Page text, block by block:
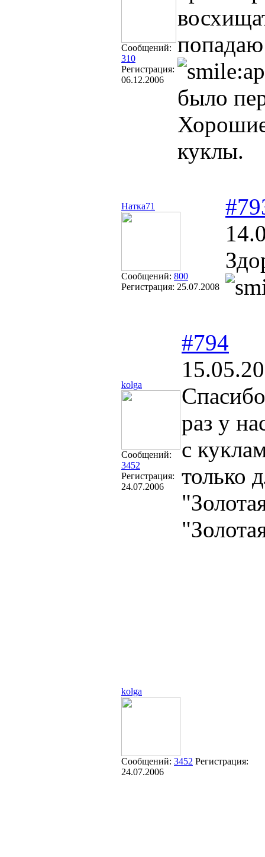
Сообщений:
310
Регистрация:
06.12.2006
было
куклы.
Натка71
Сообщений: 800
Регистрация: 25.07.2008
kolga
Сообщений:
3452
Регистрация:
24.07.2006
#794
раз у
с
только
kolga
Сообщений: 3452 Регистрация:
24.07.2006